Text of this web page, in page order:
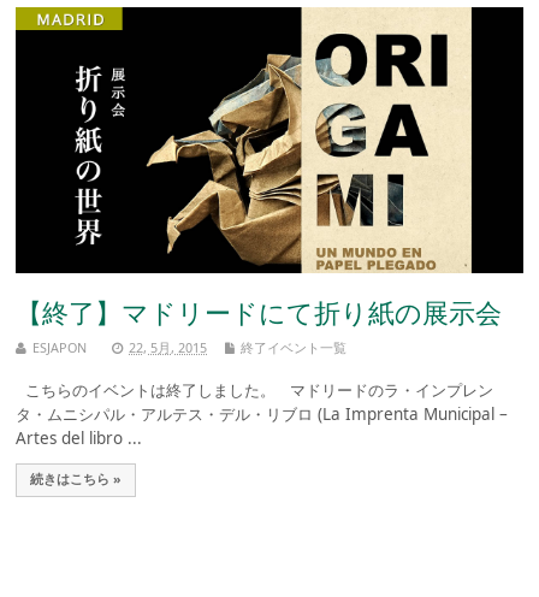
【終了】マドリードにて折り紙の展示会
ESJAPON 22, 5月, 2015 終了イベント一覧
こちらのイベントは終了しました。 マドリードのラ・インプレン
タ・ムニシパル・アルテス・デル・リブロ (La Imprenta Municipal –
Artes del libro ...
続きはこちら »